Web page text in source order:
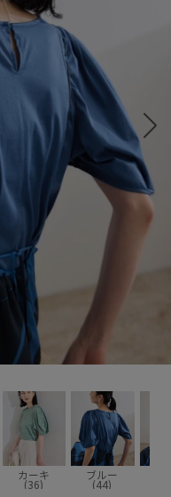
カーキ
(36)
ブルー
(44)